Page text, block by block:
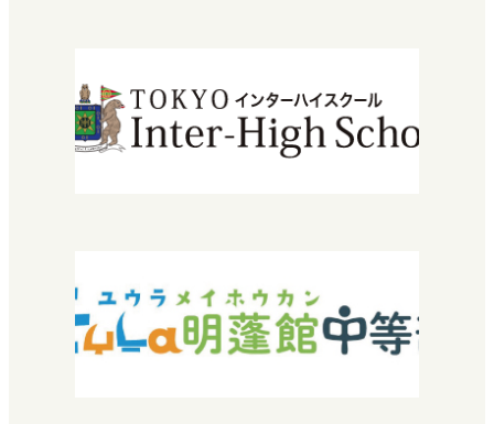
エントリーから入学までの流れ
学費・授業料
特待生入試について
採用情報
SNEC提携希望の方へ
中学校教諭・福祉関係者の方へ